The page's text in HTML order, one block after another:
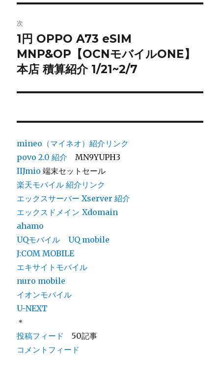
ゲ
ー
シ
ョ
ン
次
次
の
投
1円 OPPO A73 eSIM
MNP&OP【OCNモバイルONE】
本店 積算紹介 1/21~2/7
mineo（マイネオ）紹介リンク
povo 2.0 紹介 MN9YUPH3
IIJmio 端末セットセール
楽天モバイル 紹介リンク
エックスサーバー Xserver 紹介
エックスドメイン Xdomain
ahamo
UQモバイル
UQ mobile
J:COM MOBILE
エキサイトモバイル
nuro mobile
イオンモバイル
U-NEXT
＊
投稿フィード
50記事
コメントフィード